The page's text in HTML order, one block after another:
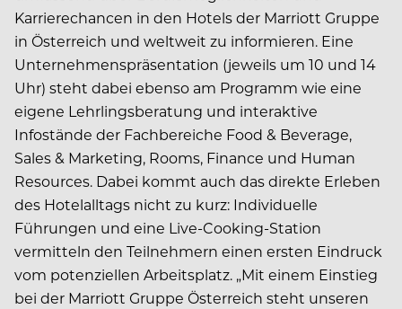
Karrierechancen in den Hotels der Marriott Gruppe
in Österreich und weltweit zu informieren. Eine
Unternehmenspräsentation (jeweils um 10 und 14
Uhr) steht dabei ebenso am Programm wie eine
eigene Lehrlingsberatung und interaktive
Infostände der Fachbereiche Food & Beverage,
Sales & Marketing, Rooms, Finance und Human
Resources. Dabei kommt auch das direkte Erleben
des Hotelalltags nicht zu kurz: Individuelle
Führungen und eine Live-Cooking-Station
vermitteln den Teilnehmern einen ersten Eindruck
vom potenziellen Arbeitsplatz. „Mit einem Einstieg
bei der Marriott Gruppe Österreich steht unseren